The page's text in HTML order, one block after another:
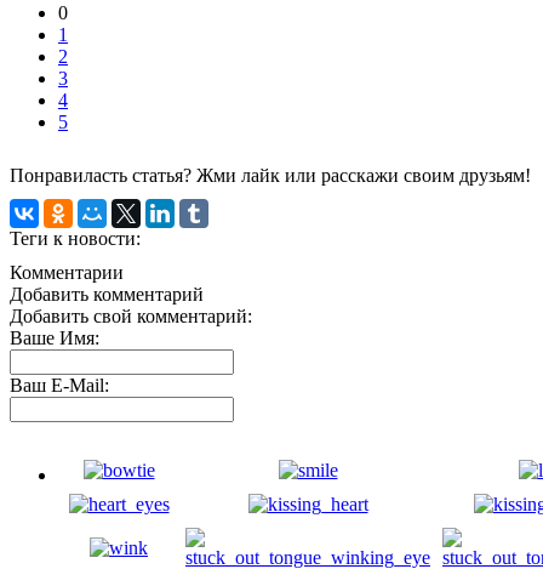
0
1
2
3
4
5
Понравиласть статья? Жми лайк или расскажи своим друзьям!
Теги к новости:
Комментарии
Добавить комментарий
Добавить свой комментарий:
Ваше Имя:
Ваш E-Mail: